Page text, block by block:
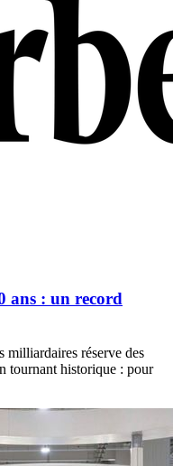
ans : un record
milliardaires réserve des
tournant historique : pour